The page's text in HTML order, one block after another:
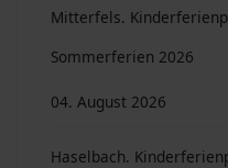
Mitterfels.
Sommerferien 2026
04. August 2026
Haselbach.